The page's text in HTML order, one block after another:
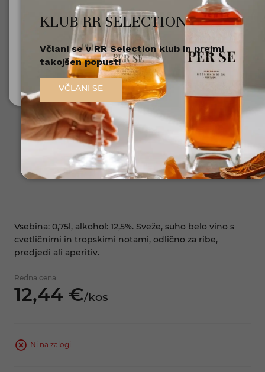
Vsebina: 0,75l, alkohol: 12,5%. Sveže, suho belo vino s
cvetličnimi in tropskimi notami, odlično za ribe,
predjedi ali aperitiv.
Redna cena
12,44 €/kos
Ni na zalogi
Minister za zdravje opozarja: Prekomerno pitje alkohola
škoduje zdravju!.
Nisem polnoleten
Sem polnoleten (18+)
KLUB RR SELECTION
Včlani se v RR Selection klub in prejmi
takojšen popust!
VČLANI SE